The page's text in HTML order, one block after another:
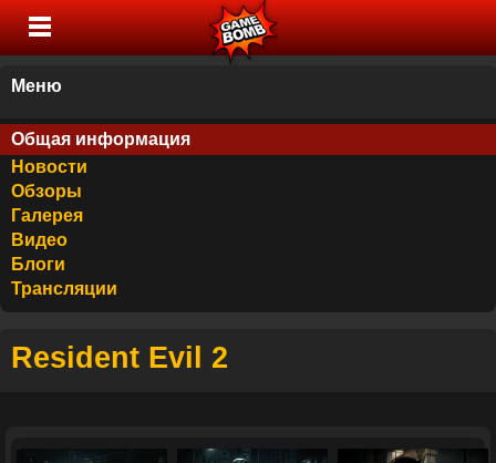
Меню
Общая информация
Новости
Обзоры
Галерея
Видео
Блоги
Трансляции
Resident Evil 2